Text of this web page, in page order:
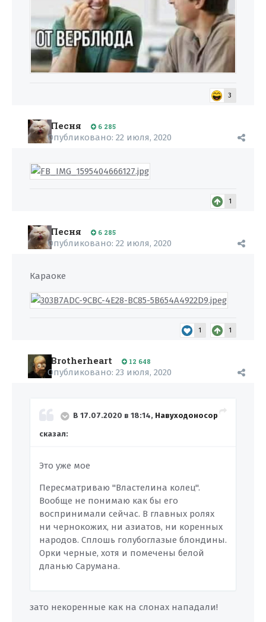
3
Песня 6 285
Опубликовано: 22 июля, 2020
1
Песня 6 285
Опубликовано: 22 июля, 2020
Караоке
1 1
Brotherheart 12 648
Опубликовано: 23 июля, 2020
В 17.07.2020 в 18:14, Навуходоносор
сказал:
Это уже мое
Пересматриваю "Властелина колец".
Вообще не понимаю как бы его
воспринимали сейчас. В главных ролях
ни чернокожих, ни азиатов, ни коренных
народов. Сплошь голубоглазые блондины.
Орки черные, хотя и помечены белой
дланью Сарумана.
зато некоренные как на слонах нападали!